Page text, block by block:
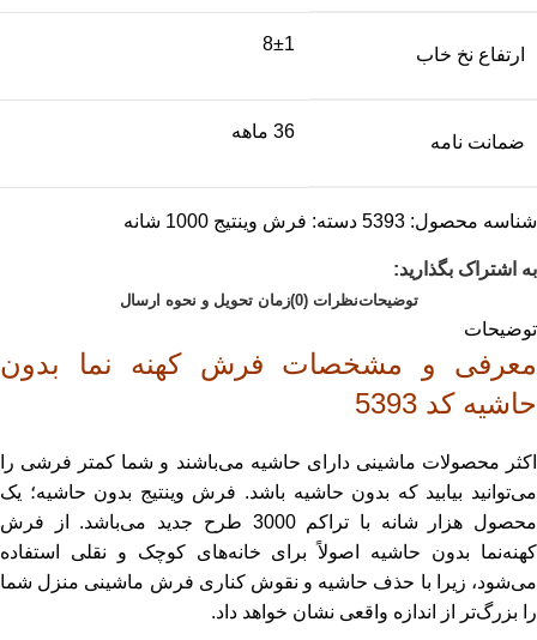
ارتفاع نخ خاب
8±1
ضمانت نامه
36 ماهه
شناسه محصول: 5393 دسته: فرش وینتیج 1000 شانه
به اشتراک بگذارید:
توضیحاتنظرات (0) زمان تحویل و نحوه ارسال
توضیحات
معرفی و مشخصات فرش کهنه نما بدون
حاشیه کد 5393
اکثر محصولات ماشینی دارای حاشیه می‌باشند و شما کمتر فرشی را
می‌توانید بیابید که بدون حاشیه باشد. فرش وینتیج بدون حاشیه؛ یک
محصول هزار شانه با تراکم 3000 طرح جدید می‌باشد. از فرش
کهنه‌نما بدون حاشیه اصولاً برای خانه‌های کوچک و نقلی استفاده
می‌شود، زیرا با حذف حاشیه و نقوش کناری فرش ماشینی منزل شما
را بزرگ‌تر از اندازه واقعی نشان خواهد داد.